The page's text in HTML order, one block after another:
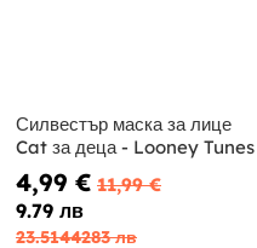
Силвестър маска за лице
Cat за деца - Looney Tunes
4,99 € 11,99 €
9.79 лв
23.5144283 лв